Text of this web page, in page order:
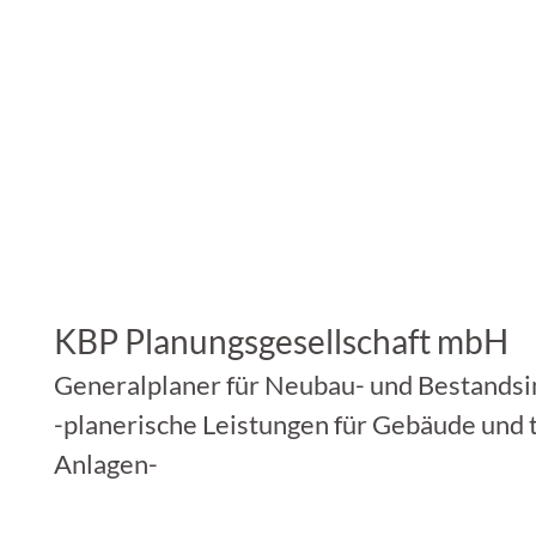
KBP Planungsgesellschaft mbH
Generalplaner für Neubau- und
-planerische Leistungen für Gebäude und
Anlagen-